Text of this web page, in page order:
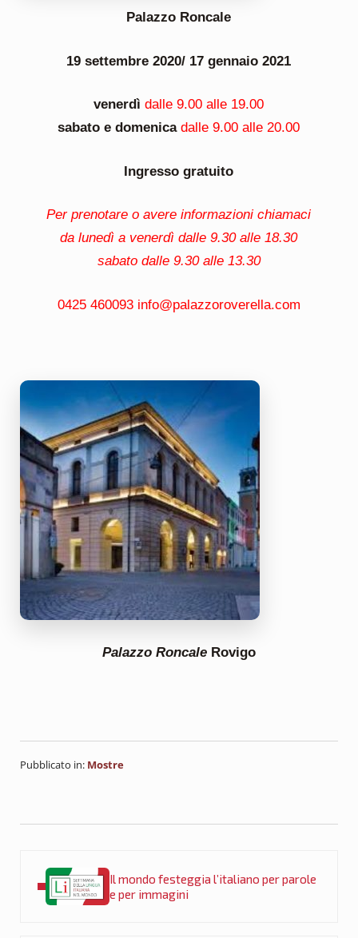
Palazzo Roncale
19 settembre 2020/ 17 gennaio 2021
venerdìdalle 9.00 alle 19.00
sabato e domenicadalle 9.00 alle 20.00
Ingresso gratuito
Per prenotare o avere informazioni chiamaci
da lunedì a venerdì dalle 9.30 alle 18.30
sabato dalle 9.30 alle 13.30
0425 460093 info@palazzoroverella.com
Palazzo RoncaleRovigo
Pubblicato in: Mostre
Il mondo festeggia l’italiano per parole
e per immagini